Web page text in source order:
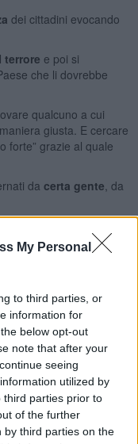
My Personal
to third parties, or
information for
below opt-out
note that after your
seeing
utilized by
third parties prior to
of the further
by third parties on the
dei cittadini evocando
terrore e poi si
che li dovrebbe
qualcuno a cui
giusta. E cercare
forte” grazie al quale
da certa gente , da
.
iscriviti alla
gratis tutti i giorni
posta.